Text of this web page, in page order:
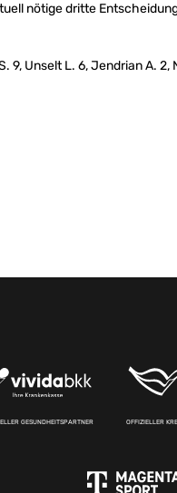
nötige dritte
9, Unselt L. 6, Jendrian A.
GESUNDHEITSPARTNER OFFIZIELLER